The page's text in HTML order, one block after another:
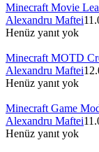
Minecraft Movie
Alexandru Maftei
Henüz yanıt yok
Minecraft MOTD
Alexandru Maftei
Henüz yanıt yok
Minecraft Game
Alexandru Maftei
Henüz yanıt yok